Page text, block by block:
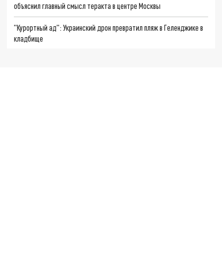
объяснил главный смысл теракта в центре Москвы
"Курортный ад": Украинский дрон превратил пляж в Геленджике в
кладбище